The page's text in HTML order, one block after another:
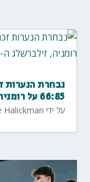
נבחרת הנערות
66:85 על רומניה, זילברשלג ה-MVP וגורין בחמישייה
על ידי Halickman